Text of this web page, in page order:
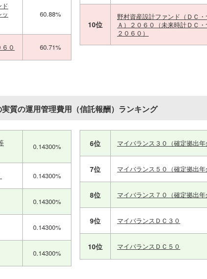
60.88%
０ 60.71%
10位
野村資産設計ファンド（ＤＣ
Ａ）２０６０（未来時計ＤＣ
２０６０）
質の運用管理費用（信託報酬）ランキング
0.14300%
0.14300%
0.14300%
0.14300%
0.14300%
6位 マイバランス３０（確定拠出年
7位 マイバランス５０（確定拠出年
8位 マイバランス７０（確定拠出年
9位 マイバランスＤＣ３０
10位 マイバランスＤＣ５０